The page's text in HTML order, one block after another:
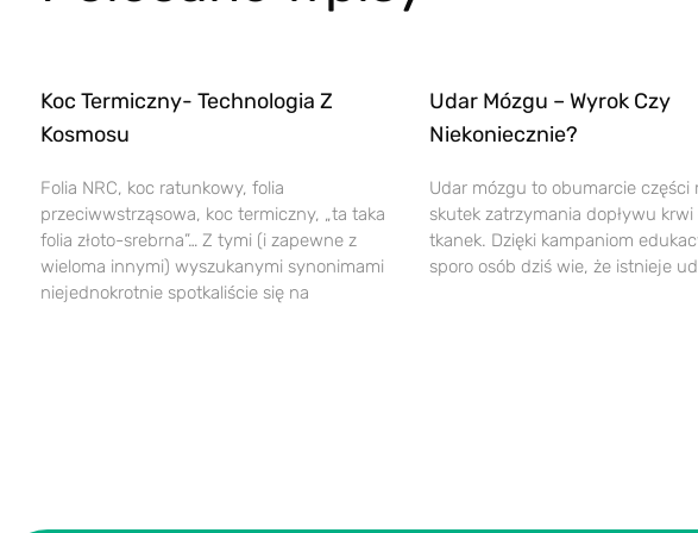
Koc Termiczny- Technologia Z
Kosmosu
Folia NRC, koc ratunkowy, folia
przeciwwstrząsowa, koc termiczny, „ta taka
folia złoto-srebrna”… Z tymi (i zapewne z
wieloma innymi) wyszukanymi synonimami
niejednokrotnie spotkaliście się na
Udar Mózgu – Wyrok Czy
Niekoniecznie?
Udar mózgu to obumarcie części
skutek zatrzymania dopływu
tkanek. Dzięki kampaniom
sporo osób dziś wie, że istnieje